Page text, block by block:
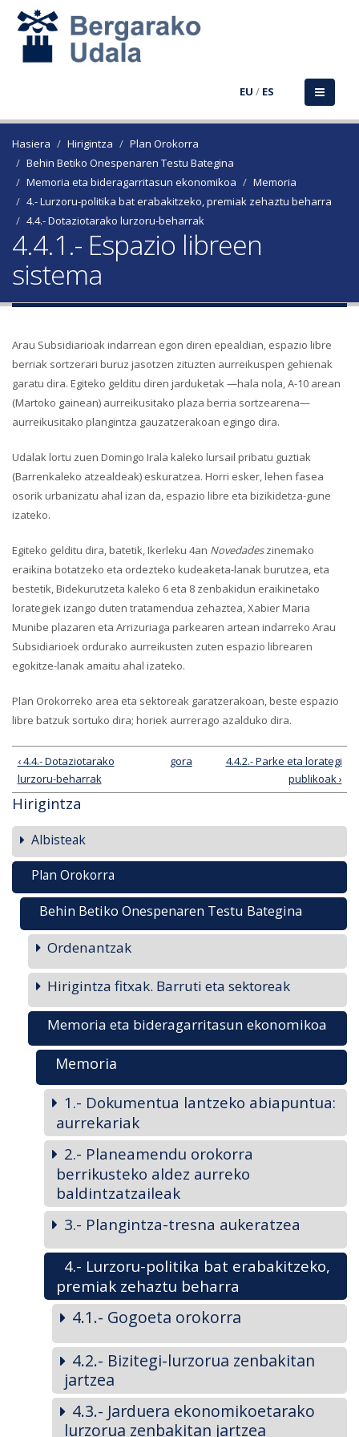
EU / ES
Hasiera Hirigintza
Plan Orokorra
Behin Betiko Onespenaren Testu Bategina
Memoria eta bideragarritasun ekonomikoa
Memoria
4.- Lurzoru-politika bat erabakitzeko, premiak zehaztu beharra
4.4.- Dotaziotarako lurzoru-beharrak
4.4.1.- Espazio libreen
sistema
Arau Subsidiarioak indarrean egon diren epealdian, espazio libre
berriak sortzerari buruz jasotzen zituzten aurreikuspen gehienak
garatu dira. Egiteko gelditu diren jarduketak —hala nola, A-10 arean
(Martoko gainean) aurreikusitako plaza berria sortzearena—
aurreikusitako plangintza gauzatzerakoan egingo dira.
Udalak lortu zuen Domingo Irala kaleko lursail pribatu guztiak
(Barrenkaleko atzealdeak) eskuratzea. Horri esker, lehen fasea
osorik urbanizatu ahal izan da, espazio libre eta bizikidetza-gune
izateko.
Egiteko gelditu dira, batetik, Ikerleku 4an Novedadeszinemako
eraikina botatzeko eta ordezteko kudeaketa-lanak burutzea, eta
bestetik, Bidekurutzeta kaleko 6 eta 8 zenbakidun eraikinetako
lorategiek izango duten tratamendua zehaztea, Xabier Maria
Munibe plazaren eta Arrizuriaga parkearen artean indarreko Arau
Subsidiarioek ordurako aurreikusten zuten espazio librearen
egokitze-lanak amaitu ahal izateko.
Plan Orokorreko area eta sektoreak garatzerakoan, beste espazio
libre batzuk sortuko dira; horiek aurrerago azalduko dira.
‹ 4.4.- Dotaziotarako
lurzoru-beharrak
gora
4.4.2.- Parke eta lorategi
publikoak ›
Hirigintza
Albisteak
Plan Orokorra
Behin Betiko Onespenaren Testu Bategina
Ordenantzak
Hirigintza fitxak. Barruti eta sektoreak
Memoria eta bideragarritasun ekonomikoa
Memoria
1.- Dokumentua lantzeko abiapuntua:
aurrekariak
2.- Planeamendu orokorra
berrikusteko aldez aurreko
baldintzatzaileak
3.- Plangintza-tresna aukeratzea
4.- Lurzoru-politika bat erabakitzeko,
premiak zehaztu beharra
4.1.- Gogoeta orokorra
4.2.- Bizitegi-lurzorua zenbakitan
jartzea
4.3.- Jarduera ekonomikoetarako
lurzorua zenbakitan jartzea